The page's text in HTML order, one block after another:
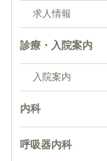
求人情報
診療・入院案内
入院案内
内科
呼吸器内科